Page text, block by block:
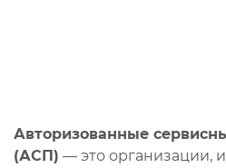
Авторизованные
(АСП) — это организации,